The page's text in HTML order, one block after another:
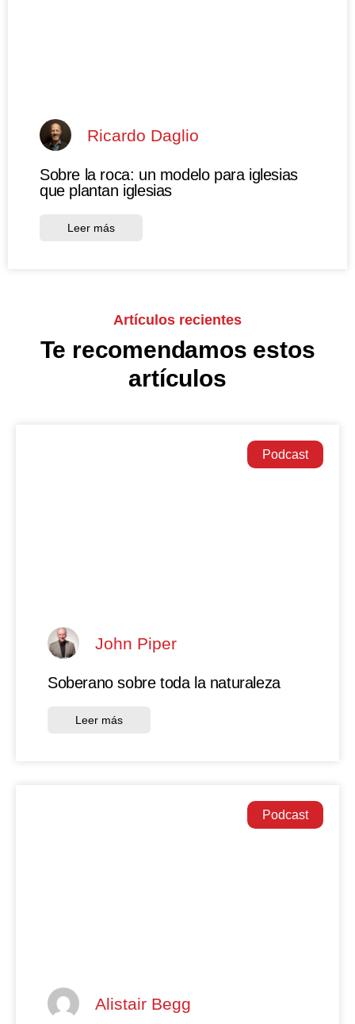
Ricardo Daglio
Sobre la roca: un modelo para iglesias
que plantan iglesias
Leer más
Artículos recientes
Te recomendamos estos
artículos
Podcast
John Piper
Soberano sobre toda la naturaleza
Leer más
Podcast
Alistair Begg